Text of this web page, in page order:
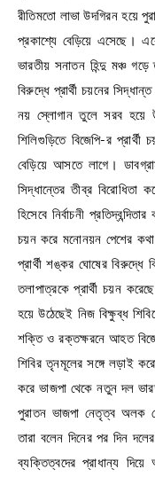
রীতিমতো লাভা উদগিরন হয়ে
প্রকাশ্যে বেড়িয়ে এসেছে।
ভারতীয় সনাতন হিন্দু মঞ্চ
বিরুদ্ধে প্রার্থী চয়নের
নয় স্লোগান তুলে সরব হয়ে
শিলিগুড়িতে বিজেপি-র
বেড়িয়ে আসতে লাগে।
সিদ্ধান্তের তীব্র বিরোধিতা
হিসেবে নির্বাচনী
চয়ন করে মনোনয়ন পেশের কথা
প্রার্থী শঙ্কর ঘোষের বিরুদ্ধে
তলাপাত্রকে প্রার্থী চয়ন
হয়ে উঠেছেই নিজ বিক্ষুব্ধ
শক্তি ও রক্তক্ষরনে আহত
শিবির তৃনমূলের সঙ্গে লড়াই
করে ভাজপা থেকে নতুন দল
পুরাতন ভাজপা নেতৃত্ব অলক
তারা বলেন দিনের পর দিন
ব্যক্তিত্বদের প্রাধান্য